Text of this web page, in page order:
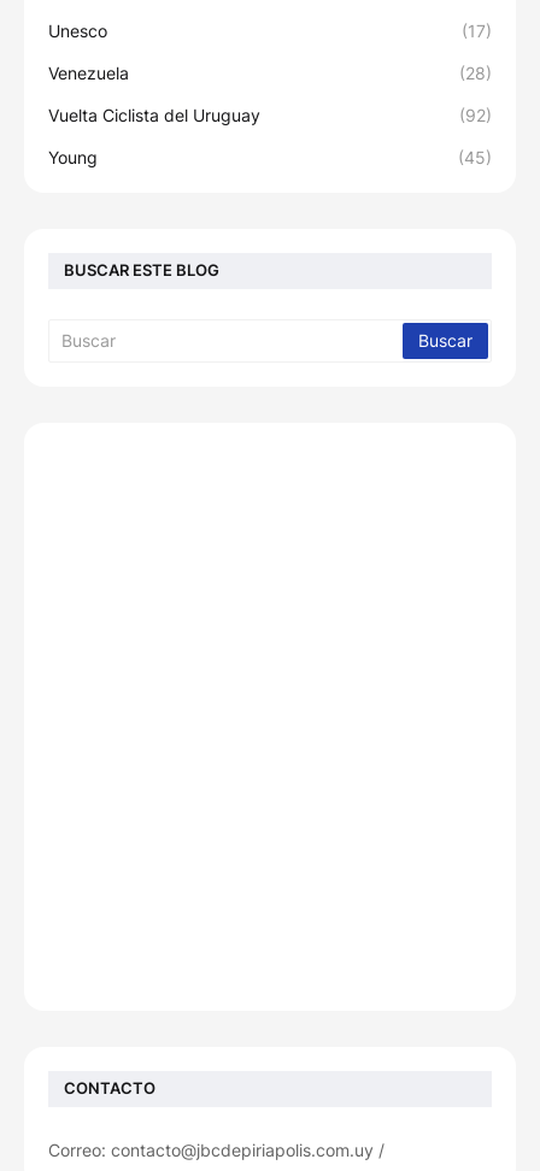
Unesco (17)
Venezuela (28)
Vuelta Ciclista del Uruguay (92)
Young (45)
BUSCAR ESTE BLOG
CONTACTO
Correo: contacto@jbcdepiriapolis.com.uy /